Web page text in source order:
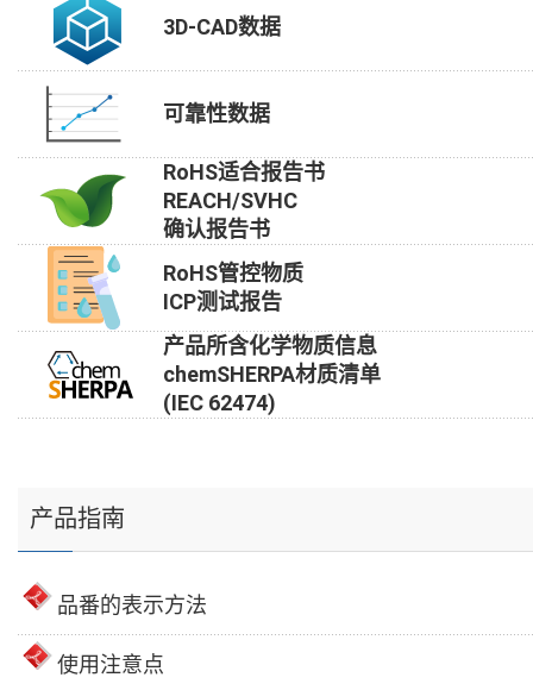
3D-CAD数据
可靠性数据
RoHS适合报告书
REACH/SVHC
确认报告书
RoHS管控物质
ICP测试报告
产品所含化学物质信息
chemSHERPA材质清单
(IEC 62474)
产品指南
品番的表示方法
使用注意点